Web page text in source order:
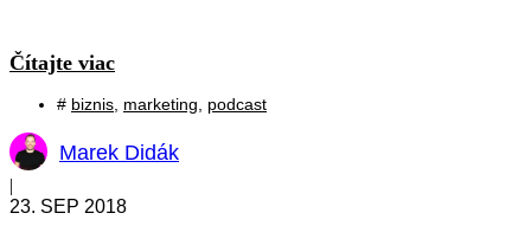
Čítajte viac
# biznis marketing podcast
Marek Didák
|
23. SEP 2018